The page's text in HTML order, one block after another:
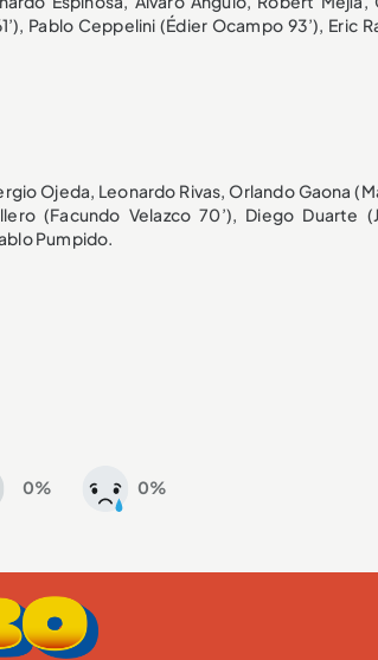
Pablo Ceppelini (Édier Ocampo 93’), Eric
Ojeda, Leonardo Rivas, Orlando Gaona
(Facundo Velazco 70’), Diego Duarte
Pumpido.
0% 0%